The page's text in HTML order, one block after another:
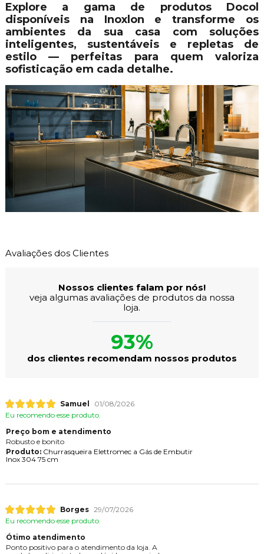
Explore a gama de produtos Docol
disponíveis na Inoxlon e transforme os
ambientes da sua casa com soluções
inteligentes, sustentáveis e repletas de
estilo — perfeitas para quem valoriza
sofisticação em cada detalhe.
Avaliações dos Clientes
Nossos clientes falam por nós!
veja algumas avaliações de produtos da nossa
loja.
93%
dos clientes recomendam nossos produtos
Samuel
01/08/2026
Eu recomendo esse produto.
Preço bom e atendimento
Robusto e bonito
Produto:Churrasqueira Elettromec a Gás de Embutir
Inox 304 75 cm
Borges 29/07/2026
Eu recomendo esse produto.
Ótimo atendimento
Ponto positivo para o atendimento da loja. A